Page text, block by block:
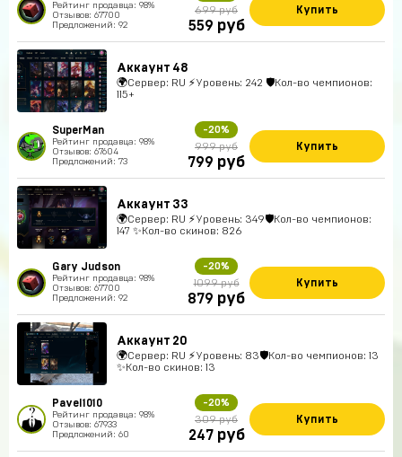
Рейтинг продавца: 98%
Отзывов: 67700
Предложений: 92
699 руб
559 руб
Купить
Аккаунт 48
🌍Сервер: RU ⚡Уровень: 242 🛡Кол-во чемпионов:
115+
SuperMan
Рейтинг продавца: 98%
Отзывов: 67604
Предложений: 73
-20%
999 руб
799 руб
Купить
Аккаунт 33
🌍Сервер: RU ⚡Уровень: 349🛡Кол-во чемпионов:
147 ✨Кол-во скинов: 826
Gary Judson
Рейтинг продавца: 98%
Отзывов: 67700
Предложений: 92
-20%
1099 руб
879 руб
Купить
Аккаунт 20
🌍Сервер: RU ⚡Уровень: 83🛡Кол-во чемпионов: 13
✨Кол-во скинов: 13
Pavel1010
Рейтинг продавца: 98%
Отзывов: 67933
Предложений: 60
-20%
309 руб
247 руб
Купить